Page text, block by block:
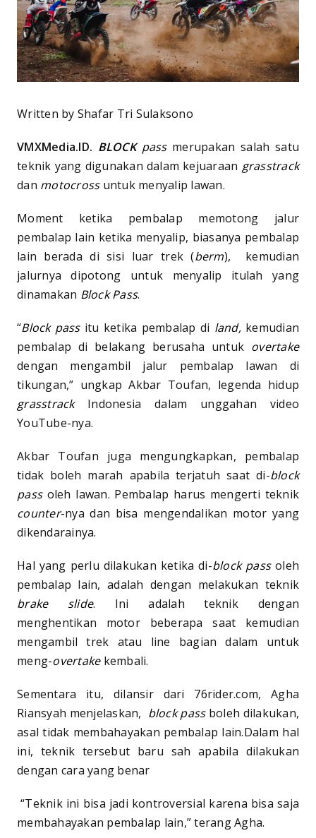
Written by Shafar Tri Sulaksono
VMXMedia.ID. BLOCK passmerupakan salah satu
teknik yang digunakan dalam kejuaraan grasstrack
dan motocrossuntuk menyalip lawan.
Moment ketika pembalap memotong jalur
pembalap lain ketika menyalip, biasanya pembalap
lain berada di sisi luar trek (berm), kemudian
jalurnya dipotong untuk menyalip itulah yang
dinamakan Block Pass.
“Block passitu ketika pembalap di land,kemudian
pembalap di belakang berusaha untuk overtake
dengan mengambil jalur pembalap lawan di
tikungan,” ungkap Akbar Toufan, legenda hidup
grasstrackIndonesia dalam unggahan video
YouTube-nya.
Akbar Toufan juga mengungkapkan, pembalap
tidak boleh marah apabila terjatuh saat di-block
passoleh lawan. Pembalap harus mengerti teknik
counter-nya dan bisa mengendalikan motor yang
dikendarainya.
Hal yang perlu dilakukan ketika di-block passoleh
pembalap lain, adalah dengan melakukan teknik
brake slide. Ini adalah teknik dengan
menghentikan motor beberapa saat kemudian
mengambil trek atau line bagian dalam untuk
meng-overtakekembali.
Sementara itu, dilansir dari 76rider.com, Agha
Riansyah menjelaskan, block passboleh dilakukan,
asal tidak membahayakan pembalap lain.Dalam hal
ini, teknik tersebut baru sah apabila dilakukan
dengan cara yang benar
“Teknik ini bisa jadi kontroversial karena bisa saja
membahayakan pembalap lain,” terang Agha.